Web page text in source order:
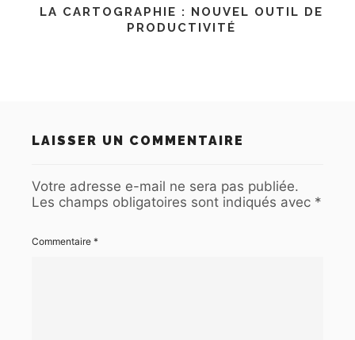
LA CARTOGRAPHIE : NOUVEL OUTIL DE
PRODUCTIVITÉ
LAISSER UN COMMENTAIRE
Votre adresse e-mail ne sera pas publiée.
Les champs obligatoires sont indiqués avec *
Commentaire *